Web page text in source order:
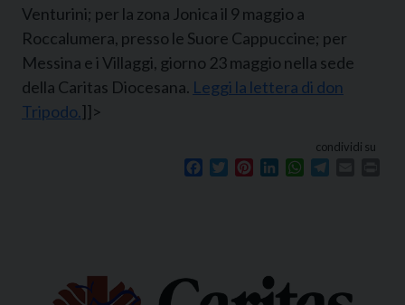
Venturini; per la zona Jonica il 9 maggio a
Roccalumera, presso le Suore Cappuccine; per
Messina e i Villaggi, giorno 23 maggio nella sede
della Caritas Diocesana. Leggi la lettera di don
Tripodo.]]>
condividi su
Facebook
TwitterPinterestLinkedInWhatsApp